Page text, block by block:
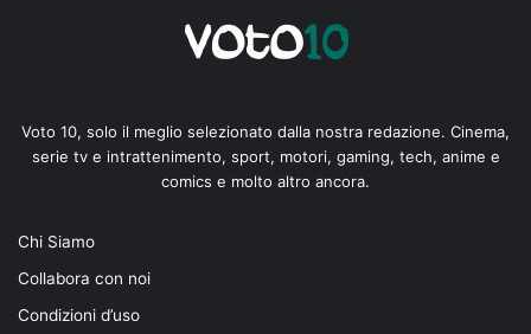
Voto 10, solo il meglio selezionato dalla nostra redazione. Cinema,
serie tv e intrattenimento, sport, motori, gaming, tech, anime e
comics e molto altro ancora.
Chi Siamo
Collabora con noi
Condizioni d’uso